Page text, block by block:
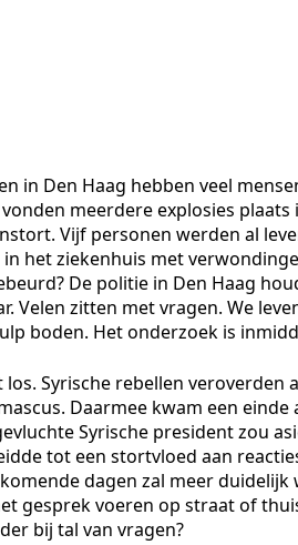
in Den Haag hebben veel
meerdere explosies plaats
Vijf personen werden al
het ziekenhuis met
De politie in Den Haag
Velen zitten met vragen. We
boden. Het onderzoek is
Syrische rebellen veroverden
Daarmee kwam een einde
Syrische president zou
tot een stortvloed aan
dagen zal meer
gesprek voeren op straat of
bij tal van vragen?